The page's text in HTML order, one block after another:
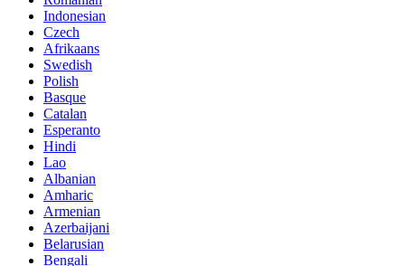
Indonesian
Czech
Afrikaans
Swedish
Polish
Basque
Catalan
Esperanto
Hindi
Lao
Albanian
Amharic
Armenian
Azerbaijani
Belarusian
Bengali